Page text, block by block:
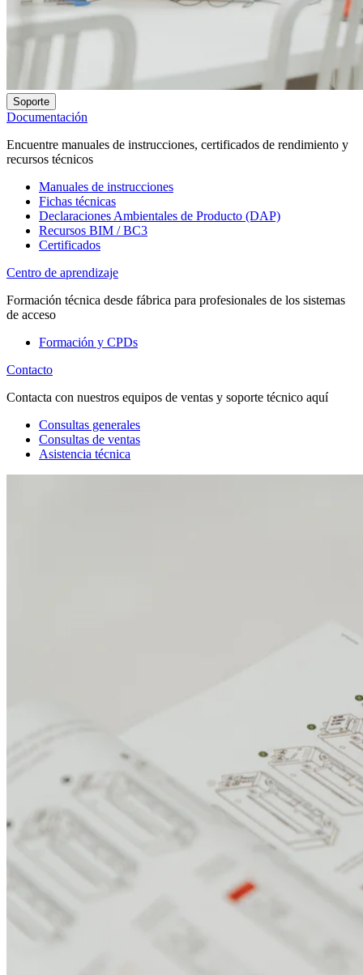
Soporte
Documentación
Encuentre manuales de instrucciones, certificados de rendimiento y
recursos técnicos
Manuales de instrucciones
Fichas técnicas
Declaraciones Ambientales de Producto (DAP)
Recursos BIM / BC3
Certificados
Centro de aprendizaje
Formación técnica desde fábrica para profesionales de los sistemas
de acceso
Formación y CPDs
Contacto
Contacta con nuestros equipos de ventas y soporte técnico aquí
Consultas generales
Consultas de ventas
Asistencia técnica